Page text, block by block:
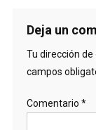
Deja un
Tu dirección
campos
Comentario *